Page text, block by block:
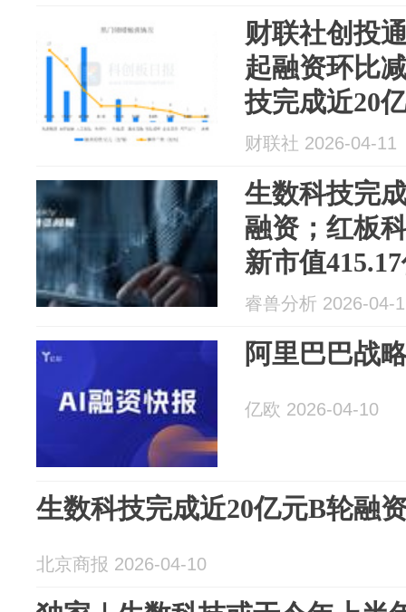
财联社创投
起融资环比
技完成近20
财联社 2026-04-11
生数科技完
融资；红板
新市值
周报04.04-
睿兽分析 2026-04-
阿里巴巴战
亿欧 2026-04-10
生数科技完成近20亿元B轮融
北京商报 2026-04-10